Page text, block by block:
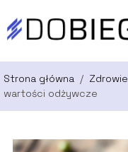
Strona główna / Zdrowie
wartości odżywcze